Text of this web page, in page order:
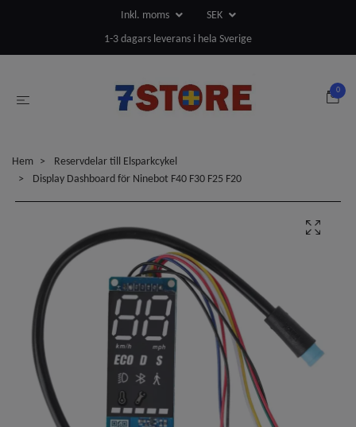
Inkl. moms
SEK
1-3 dagars leverans i hela Sverige
0
Hem
Reservdelar till Elsparkcykel
Display Dashboard för Ninebot F40 F30 F25 F20